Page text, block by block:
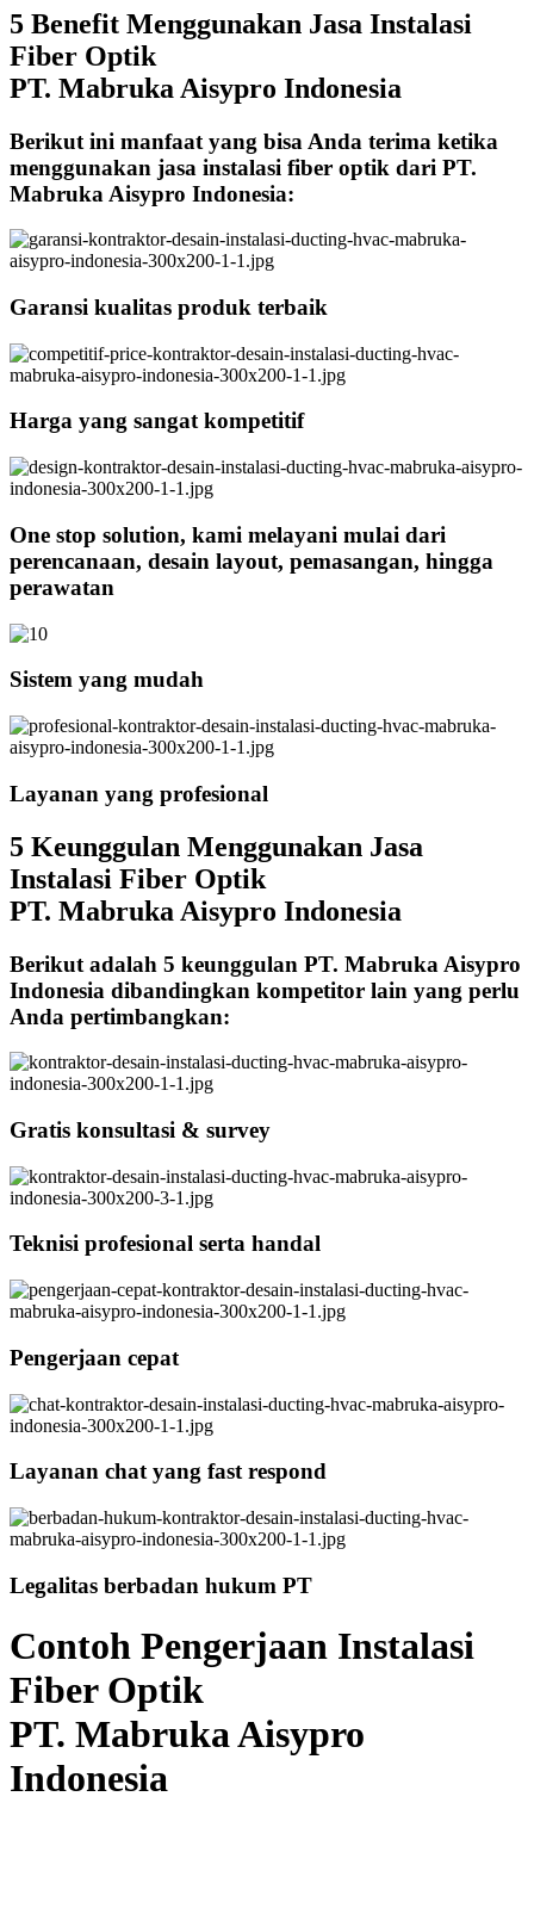
5 Benefit Menggunakan Jasa Instalasi
Fiber Optik
PT. Mabruka Aisypro Indonesia
Berikut ini manfaat yang bisa Anda terima ketika
menggunakan jasa instalasi fiber optik dari PT.
Mabruka Aisypro Indonesia:
Garansi kualitas produk terbaik
Harga yang sangat kompetitif
One stop solution, kami melayani mulai dari
perencanaan, desain layout, pemasangan, hingga
perawatan
Sistem yang mudah
Layanan yang profesional
5 Keunggulan Menggunakan Jasa
Instalasi Fiber Optik
PT. Mabruka Aisypro Indonesia
Berikut adalah 5 keunggulan PT. Mabruka Aisypro
Indonesia dibandingkan kompetitor lain yang perlu
Anda pertimbangkan:
Gratis konsultasi & survey
Teknisi profesional serta handal
Pengerjaan cepat
Layanan chat yang fast respond
Legalitas berbadan hukum PT
Contoh Pengerjaan Instalasi
Fiber Optik
PT. Mabruka Aisypro
Indonesia